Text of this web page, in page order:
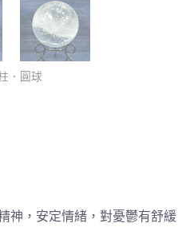
．圓球
神，安定情緒，對憂鬱有舒緩